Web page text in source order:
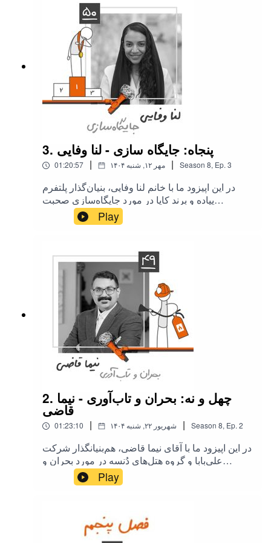
کردیم که داستانشون هم در همون اپیزود می‌تونید
بشنوید.حامی‌های‌‌ این اپیزود از فصل پنج
کارکسب:گروه خدمات بازرگانی و ترخیص زاگرس
آریازاینستاگرام گروه زاگرس آریازصندوق طلا
مثقالاینستاگرام گروه آگاهراه‌های دنبال کردن
ما:وبسایت کارکسباینستاگرام کارکسبتوییتر
کارکسبکانال یوتیوب کارکسبکانال تلگرام
کارکسبلینکدین کارکسباگر تمایل دارید از کار کسب
حمایت مالی کنید اینجا
3. پنجاه: جایگاه سازی - لنا وفایی
01:20:57 | ۱۴۰۴ مهر ۱۲, شنبه | Season 8, Ep. 3
در این اپیزود ما با خانم لنا وفایی، بنیان‌گذار پلتفرم
پیاده و برند کایا در مورد جایگاه‌سازی صحبت
مهمون‌هامون رو می‌پرسیم و بعد متمرکز می‌شیم
برندها می‌گیم و در مورد نقش مخاطب برند در جایگاه
سازی صحبت می‌کنیم.حامی‌‌ این اپیزود از فصل پنج
کارکسب:صندوق طلا مثقالاینستاگرام گروه
آگاهراه‌های دنبال کردن ما:وبسایت کارکسباینستاگرام
کارکسبتوییتر کارکسبکانال یوتیوب کارکسبکانال
تلگرام کارکسبلینکدین کارکسباگر تمایل دارید از کار
کسب حمایت مالی کنید اینجا
Play
2. چهل و نه: بحران و تاب‌آوری - نیما
قاضی
01:23:10 | ۱۴۰۴ شهریور ۲۲, شنبه | Season 8, Ep. 2
در این اپیزود ما با آقای نیما قاضی، هم‌بنیانگذار شرکت
علی‌بابا و گروه هتل‌های دُنسه در مورد بحران و
تاب‌آوری‌ صحبت می‌کنیم. ‎طبق معمول همه اپیزودها،
ما اول داستان مهمونمون رو می‌پرسیم و بعد متمرکز
تناسب محصول با بازارexperience: تجربهRetention
Play